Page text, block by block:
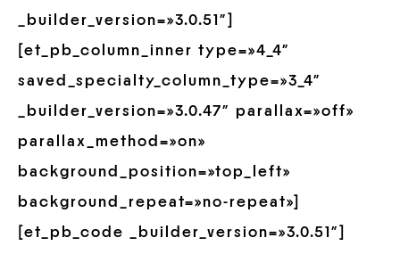
_builder_version=»3.0.51″]
[et_pb_column_inner type=»4_4″
saved_specialty_column_type=»3_4″
_builder_version=»3.0.47″ parallax=»off»
parallax_method=»on»
background_position=»top_left»
background_repeat=»no-repeat»]
[et_pb_code _builder_version=»3.0.51″]